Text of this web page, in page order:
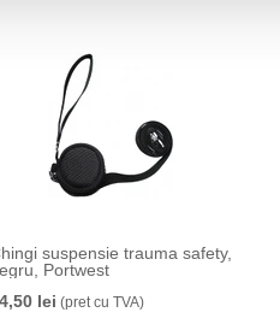
suspensie trauma safety,
Portwest
lei (pret cu TVA)